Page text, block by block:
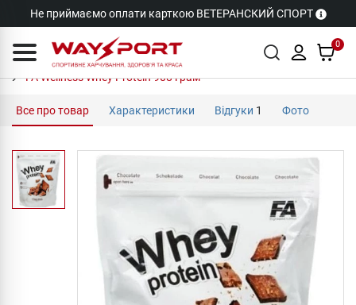
Не приймаємо оплати карткою ВЕТЕРАНСКИЙ СПОРТ
0
FA Wellness Whey Protein 908 грам
Все про товар Характеристики Відгуки 1 Фото